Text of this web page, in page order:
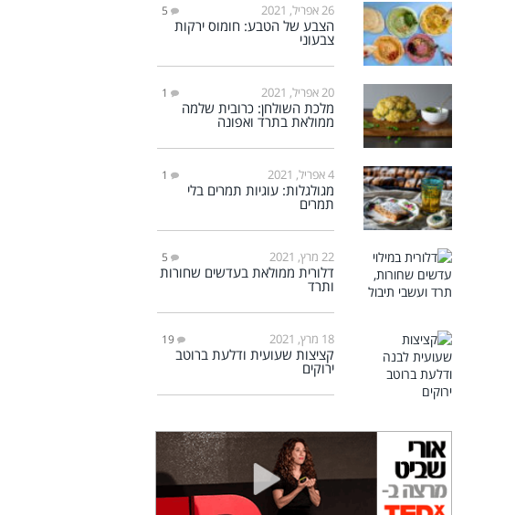
26 אפריל, 2021 5
הצבע של הטבע: חומוס ירקות
צבעוני
20 אפריל, 2021 1
מלכת השולחן: כרובית שלמה
ממולאת בתרד ואפונה
4 אפריל, 2021 1
מגולגלות: עוגיות תמרים בלי
תמרים
22 מרץ, 2021 5
דלורית ממולאת בעדשים שחורות
ותרד
18 מרץ, 2021 19
קציצות שעועית ודלעת ברוטב
ירוקים